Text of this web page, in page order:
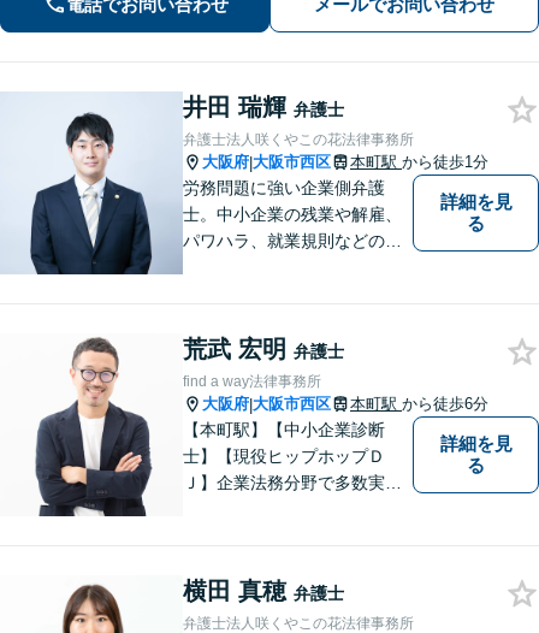
議や遺留分、遺言書作成などにも対応
井田 瑞輝 弁護士
弁護士法人咲くやこの花法律事務所
大阪府|大阪市西区 本町駅 から徒歩1分
労務問題に強い企業側弁護
士。中小企業の残業や解雇、
パワハラ、就業規則などの問
詳細を見
る
荒武 宏明 弁護士
find a way法律事務所
大阪府|大阪市西区 本町駅 から徒歩6分
【本町駅】【中小企業診断
士】【現役ヒップホップＤ
Ｊ】企業法務分野で多数実績
営面も考慮した助言 。【Zoo
m相談可】
詳細を見
る
横田 真穂 弁護士
弁護士法人咲くやこの花法律事務所